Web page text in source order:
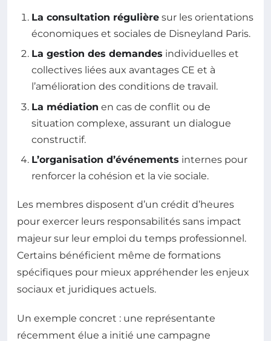
La consultation régulière sur les orientations
économiques et sociales de Disneyland Paris.
La gestion des demandes individuelles et
collectives liées aux avantages CE et à
l’amélioration des conditions de travail.
La médiation en cas de conflit ou de
situation complexe, assurant un dialogue
constructif.
L’organisation d’événements internes pour
renforcer la cohésion et la vie sociale.
Les membres disposent d’un crédit d’heures
pour exercer leurs responsabilités sans impact
majeur sur leur emploi du temps professionnel.
Certains bénéficient même de formations
spécifiques pour mieux appréhender les enjeux
sociaux et juridiques actuels.
Un exemple concret : une représentante
récemment élue a initié une campagne